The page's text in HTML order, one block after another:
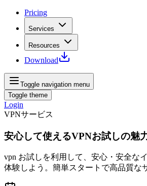
Pricing
Services
Resources
Download
Toggle navigation menu
Toggle theme
Login
VPNサービス
安心して使えるVPNお試しの魅
vpn お試しを利用して、安心・安全な
体験しよう。簡単スタートで高品質な